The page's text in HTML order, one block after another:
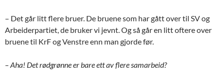
– Det går litt flere bruer. De bruene som har gått over til SV og
Arbeiderpartiet, de bruker vi jevnt. Og så går en litt oftere over
bruene til KrF og Venstre enn man gjorde før.
– Aha! Det rødgrønne er bare ett av flere samarbeid?